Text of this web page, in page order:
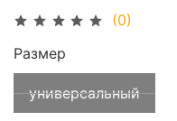
(0)
Размер
универсальный